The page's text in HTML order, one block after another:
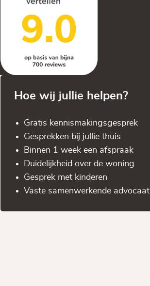
Hoe wij jullie helpen?
Gratis kennis­makingsgesprek
Gesprekken bij jullie thuis
Binnen 1 week een afspraak
Duidelijkheid over de woning
Gesprek met kinderen
Vaste samenwerkende advocaat